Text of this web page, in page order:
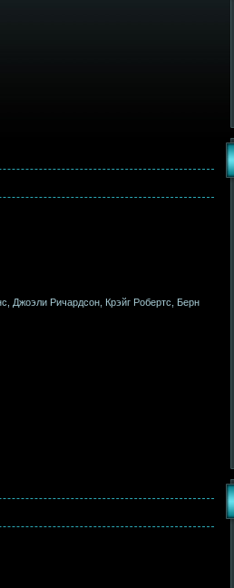
Джоэли Ричардсон, Крэйг Робертс, Берн